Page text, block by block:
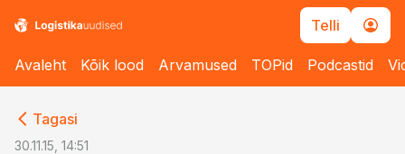
Telli
Avaleht Kõik lood Arvamused TOPid Podcastid
Tagasi
30.11.15, 14:51